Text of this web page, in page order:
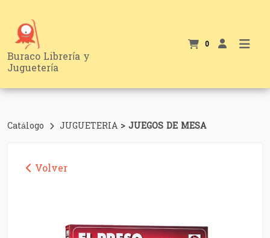
Buraco Librería y
Juguetería
0
Catálogo JUGUETERIA > JUEGOS DE MESA
Volver